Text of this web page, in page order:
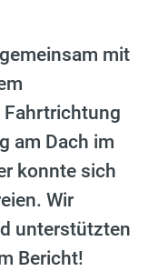
mit
Fahrtrichtung
am Dach im
konnte sich
Wir
unterstützten
Bericht!